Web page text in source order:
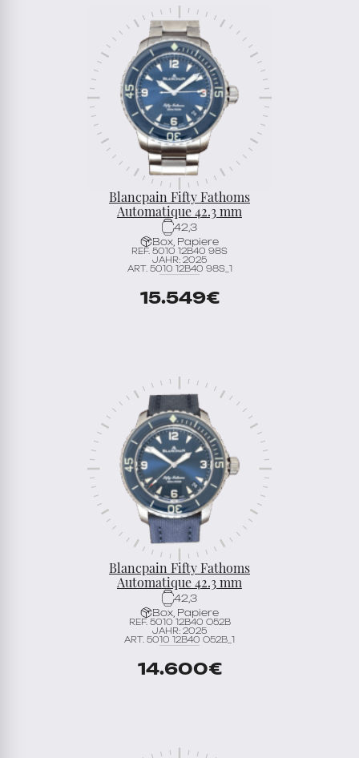
Blancpain Fifty Fathoms
Automatique 42.3 mm
42,3
Box, Papiere
REF. 5010 12B40 98S
JAHR: 2025
ART. 5010 12B40 98S_1
15.549€
Blancpain Fifty Fathoms
Automatique 42.3 mm
42,3
Box, Papiere
REF. 5010 12B40 O52B
JAHR: 2025
ART. 5010 12B40 O52B_1
14.600€